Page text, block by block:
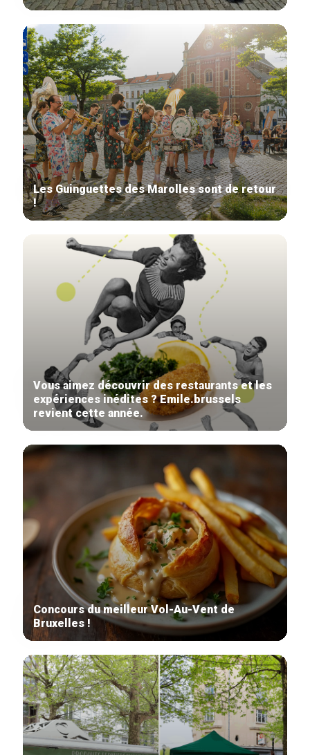
Les Guinguettes des Marolles sont de retour
!
Vous aimez découvrir des restaurants et les
expériences inédites ? Emile.brussels
revient cette année.
Concours du meilleur Vol-Au-Vent de
Bruxelles !